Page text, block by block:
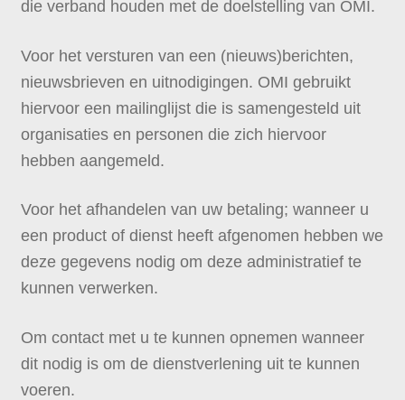
die verband houden met de doelstelling van OMI.
Voor het versturen van een (nieuws)berichten,
nieuwsbrieven en uitnodigingen. OMI gebruikt
hiervoor een mailinglijst die is samengesteld uit
organisaties en personen die zich hiervoor
hebben aangemeld.
Voor het afhandelen van uw betaling; wanneer u
een product of dienst heeft afgenomen hebben we
deze gegevens nodig om deze administratief te
kunnen verwerken.
Om contact met u te kunnen opnemen wanneer
dit nodig is om de dienstverlening uit te kunnen
voeren.